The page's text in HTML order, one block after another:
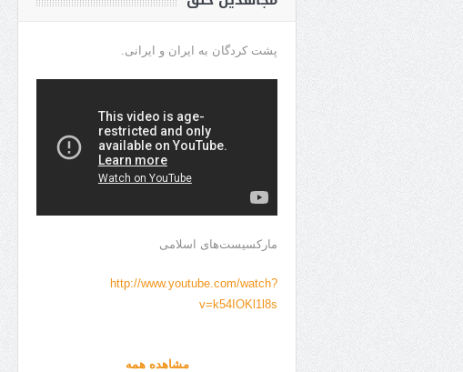
پشت کردگان به ایران و ایرانی.
مارکسیست‌های اسلامی
http://www.youtube.com/watch?
v=k54IOKl1l8s
مشاهده همه